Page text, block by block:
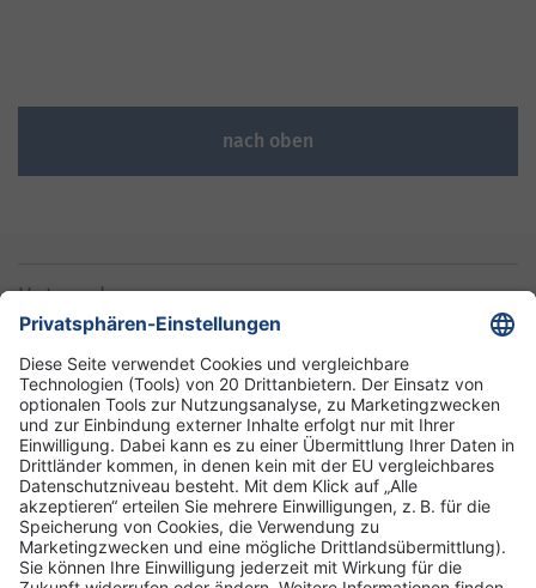
nach oben
Unternehmen
Informationen
Standorte
DRK-Schwesternschaft Berlin